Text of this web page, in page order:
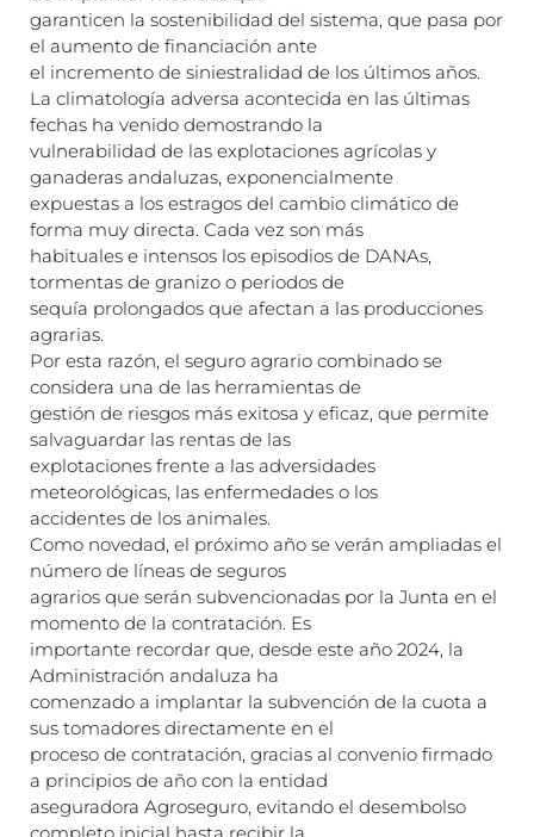
garanticen la sostenibilidad del sistema, que pasa por
el aumento de financiación ante
el incremento de siniestralidad de los últimos años.
La climatología adversa acontecida en las últimas
fechas ha venido demostrando la
vulnerabilidad de las explotaciones agrícolas y
ganaderas andaluzas, exponencialmente
expuestas a los estragos del cambio climático de
forma muy directa. Cada vez son más
habituales e intensos los episodios de DANAs,
tormentas de granizo o periodos de
sequía prolongados que afectan a las producciones
agrarias.
Por esta razón, el seguro agrario combinado se
considera una de las herramientas de
gestión de riesgos más exitosa y eficaz, que permite
salvaguardar las rentas de las
explotaciones frente a las adversidades
meteorológicas, las enfermedades o los
accidentes de los animales.
Como novedad, el próximo año se verán ampliadas el
número de líneas de seguros
agrarios que serán subvencionadas por la Junta en el
momento de la contratación. Es
importante recordar que, desde este año 2024, la
Administración andaluza ha
comenzado a implantar la subvención de la cuota a
sus tomadores directamente en el
proceso de contratación, gracias al convenio firmado
a principios de año con la entidad
aseguradora Agroseguro, evitando el desembolso